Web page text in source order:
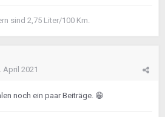
sind 2,75 Liter/100 Km.
April 2021
noch ein paar Beiträge. 😁